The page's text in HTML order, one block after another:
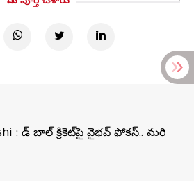
: రెడ్ బాల్ క్రికెట్‌పై వైభవ్ ఫోకస్.. మరి